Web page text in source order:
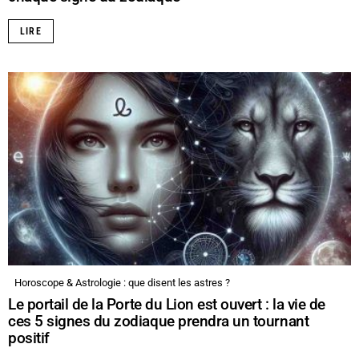
LIRE
Horoscope & Astrologie : que disent les astres ?
Le portail de la Porte du Lion est ouvert : la vie de
ces 5 signes du zodiaque prendra un tournant
positif